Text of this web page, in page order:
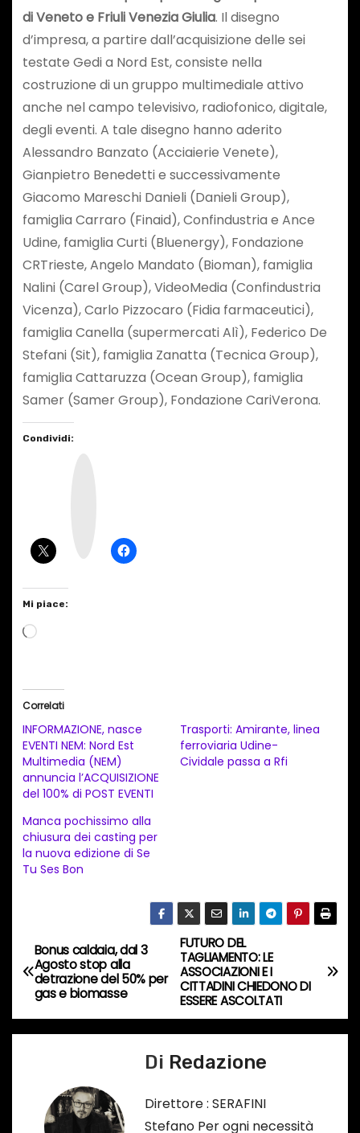
di Veneto e Friuli Venezia Giulia. Il disegno
d’impresa, a partire dall’acquisizione delle sei
testate Gedi a Nord Est, consiste nella
costruzione di un gruppo multimediale attivo
anche nel campo televisivo, radiofonico, digitale,
degli eventi. A tale disegno hanno aderito
Alessandro Banzato (Acciaierie Venete),
Gianpietro Benedetti e successivamente
Giacomo Mareschi Danieli (Danieli Group),
famiglia Carraro (Finaid), Confindustria e Ance
Udine, famiglia Curti (Bluenergy), Fondazione
CRTrieste, Angelo Mandato (Bioman), famiglia
Nalini (Carel Group), VideoMedia (Confindustria
Vicenza), Carlo Pizzocaro (Fidia farmaceutici),
famiglia Canella (supermercati Alì), Federico De
Stefani (Sit), famiglia Zanatta (Tecnica Group),
famiglia Cattaruzza (Ocean Group), famiglia
Samer (Samer Group), Fondazione CariVerona.
Condividi:
Mi piace:
C
a
m
e
t
o
i
o
r
s
…
Correlati
INFORMAZIONE, nasce
EVENTI NEM: Nord Est
Multimedia (NEM)
annuncia l’ACQUISIZIONE
del 100% di POST EVENTI
Trasporti: Amirante, linea
ferroviaria Udine-
Cividale passa a Rfi
Manca pochissimo alla
chiusura dei casting per
la nuova edizione di Se
Tu Ses Bon
N
a
v
FUTURO DEL
TAGLIAMENTO: LE
ASSOCIAZIONI E I
CITTADINI CHIEDONO DI
ESSERE ASCOLTATI
Bonus caldaia, dal 3
Agosto stop alla
detrazione del 50% per
gas e biomasse
Di Redazione
Direttore : SERAFINI
Stefano Per ogni necessità